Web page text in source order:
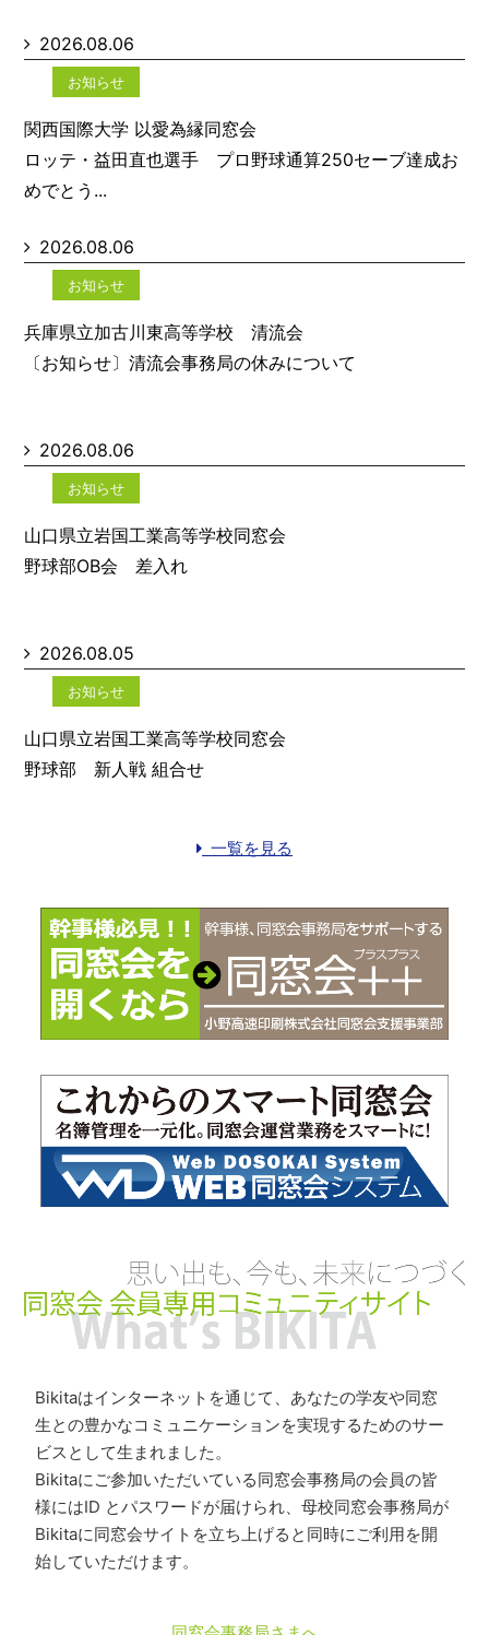
2026.08.06
お知らせ
関西国際大学 以愛為縁同窓会
ロッテ・益田直也選手 プロ野球通算250セーブ達成お
めでとう...
2026.08.06
お知らせ
兵庫県立加古川東高等学校 清流会
〔お知らせ〕清流会事務局の休みについて
2026.08.06
お知らせ
山口県立岩国工業高等学校同窓会
野球部OB会 差入れ
2026.08.05
お知らせ
山口県立岩国工業高等学校同窓会
野球部 新人戦 組合せ
一覧を見る
Bikitaはインターネットを通じて、あなたの学友や同窓
生との豊かなコミュニケーションを実現するためのサー
ビスとして生まれました。
Bikitaにご参加いただいている同窓会事務局の会員の皆
様にはID とパスワードが届けられ、母校同窓会事務局が
Bikitaに同窓会サイトを立ち上げると同時にご利用を開
始していただけます。